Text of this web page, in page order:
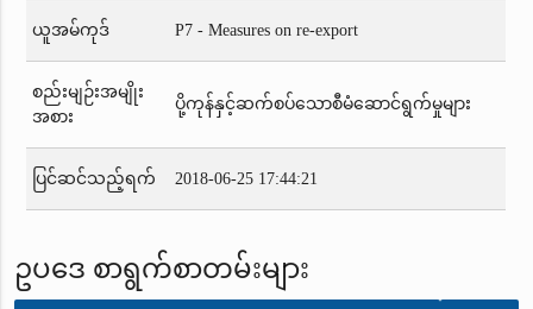
ယူအမ်ကုဒ် P7 - Measures on re-export
စည်းမျဉ်းအမျိုး
အစား
ပို့ကုန်နှင့်ဆက်စပ်သောစီမံဆောင်ရွက်မှုများ
ပြင်ဆင်သည့်ရက် 2018-06-25 17:44:21
ဥပဒေ စာရွက်စာတမ်းများ